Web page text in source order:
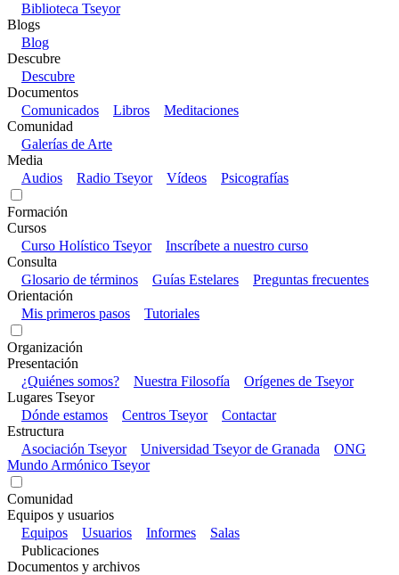
Biblioteca Tseyor
Blogs
Blog
Descubre
Descubre
Documentos
Comunicados
Libros
Meditaciones
Comunidad
Galerías de Arte
Media
Audios
Radio Tseyor Vídeos Psicografías
Formación
Cursos
Curso Holístico Tseyor
Inscríbete a nuestro curso
Consulta
Glosario de términos
Guías Estelares
Preguntas frecuentes
Orientación
Mis primeros pasos
Tutoriales
Organización
Presentación
¿Quiénes somos?
Nuestra Filosofía
Orígenes de Tseyor
Lugares Tseyor
Dónde estamos
Centros Tseyor
Contactar
Estructura
Asociación Tseyor
Universidad Tseyor de Granada
ONG
Mundo Armónico Tseyor
Comunidad
Equipos y usuarios
Equipos
Usuarios Informes
Salas
Publicaciones
Documentos y archivos